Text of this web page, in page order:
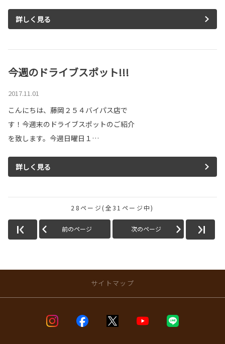
詳しく見る
今週のドライブスポット!!!
2017.11.01
こんにちは、藤岡２５４バイパス店で
す！今週末のドライブスポットのご紹介
を致します。今週日曜日１…
詳しく見る
28ページ(全31ページ中)
前のページ 次のページ
サイトマップ